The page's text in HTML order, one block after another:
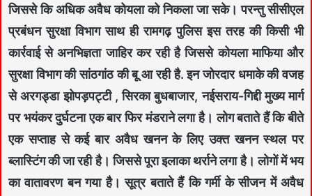
जिससे कि अधिक अवैध कोयला को निकला जा सके। परन्तु सीसीएल
प्रबंधन सुरक्षा विभाग साथ ही रामगढ़ पुलिस इस तरह की किसी भी
कार्रवाई से अनभिज्ञता जाहिर कर रही है जिससे कोयला माफिया और
सुरक्षा विभाग की सांठगांठ की बू आ रही है. इन जोरदार धमाके की वजह
से अरगड्डा झोपड़पट्टी , सिरका बुधबाजार, नईसराय-गिद्दी मुख्य मार्ग
पर भयंकर दुर्घटना एक बार फिर मंडराने लगा है। लोग बताते हैं कि बीते
एक सप्ताह से कई बार अवैध खनन के लिए उक्त खनन स्थल पर
ब्लास्टिंग की जा रही है। जिससे पूरा इलाका थर्राने लगा है। लोगों में भय
का वातावरण बन गया है। सूत्र बताते हैं कि गर्मी के सीजन में अवैध